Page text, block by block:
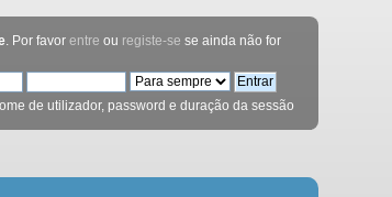
. Por favor entre ou registe-se se ainda não for
de utilizador, password e duração da sessão